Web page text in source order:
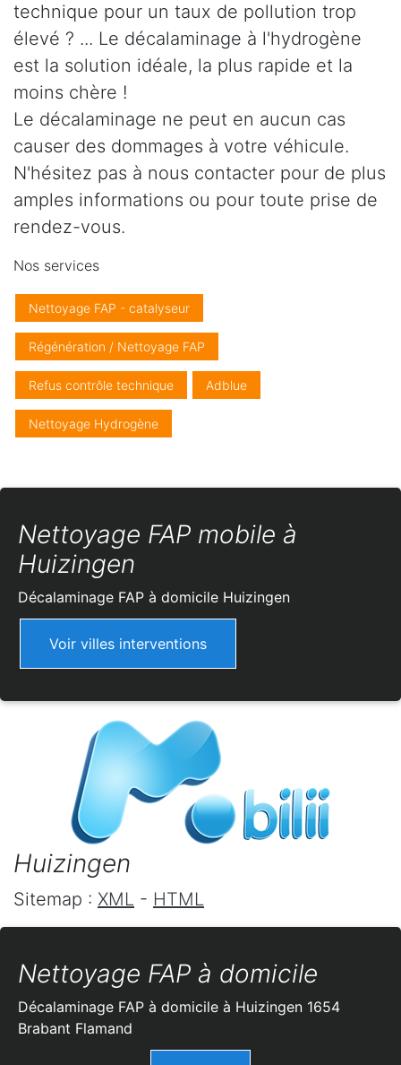
technique pour un taux de pollution trop
élevé ? ... Le décalaminage à l'hydrogène
est la solution idéale, la plus rapide et la
moins chère !
Le décalaminage ne peut en aucun cas
causer des dommages à votre véhicule.
N'hésitez pas à nous contacter pour de plus
amples informations ou pour toute prise de
rendez-vous.
Nos services
Nettoyage FAP - catalyseur
Régénération / Nettoyage FAP
Refus contrôle technique Adblue
Nettoyage Hydrogène
Nettoyage FAP mobile à
Huizingen
Décalaminage FAP à domicile Huizingen
Voir villes interventions
Huizingen
Sitemap : XML - HTML
Nettoyage FAP à domicile
Décalaminage FAP à domicile à Huizingen 1654
Brabant Flamand